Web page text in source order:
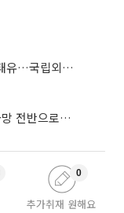
이 대통령, 규제합리화위 부위원장에 김태유…국립외교원장 김흥규
이 대통령 “아르헨, 최적의 파트너⋯공급망 전반으로 확대”
추가취재 원해요
0